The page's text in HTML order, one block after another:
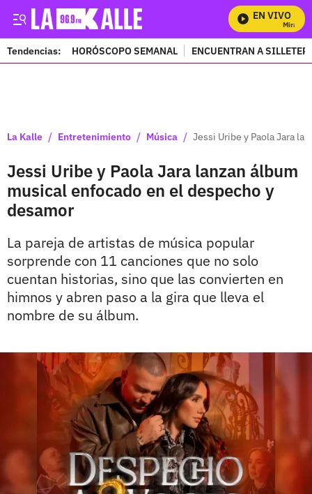
EN VIVO
Mira
Tendencias: HORÓSCOPO SEMANAL ENCUENTRAN A
La Kalle / Entretenimiento / Música / Jessi Uribe y Paola Jara
Jessi Uribe y Paola Jara lanzan álbum
musical enfocado en el despecho y
desamor
La pareja de artistas de música popular
sorprende con 11 canciones que no solo
cuentan historias, sino que las convierten en
himnos y abren paso a la gira que lleva el
nombre de su álbum.